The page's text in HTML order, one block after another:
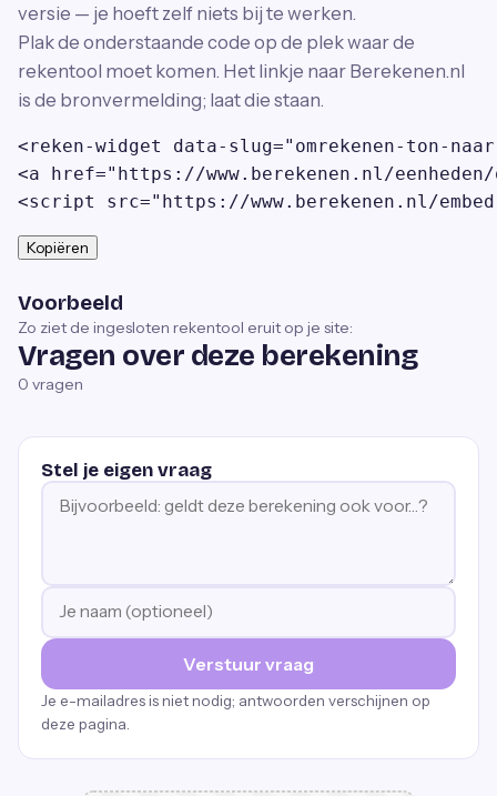
versie — je hoeft zelf niets bij te werken.
Plak de onderstaande code op de plek waar de
rekentool moet komen. Het linkje naar Berekenen.nl
is de bronvermelding; laat die staan.
<reken-widget data-slug="omrekenen-ton-
<a href="https://www.berekenen.nl/eenheden/
<script src="https://www.berekenen.nl/
Kopiëren
Voorbeeld
Zo ziet de ingesloten rekentool eruit op je site:
Vragen over deze berekening
0 vragen
Stel je eigen vraag
Verstuur vraag
Je e-mailadres is niet nodig; antwoorden verschijnen op
deze pagina.